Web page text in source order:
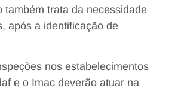
também trata da necessidade
após a identificação de
nos estabelecimentos
e o Imac deverão atuar na